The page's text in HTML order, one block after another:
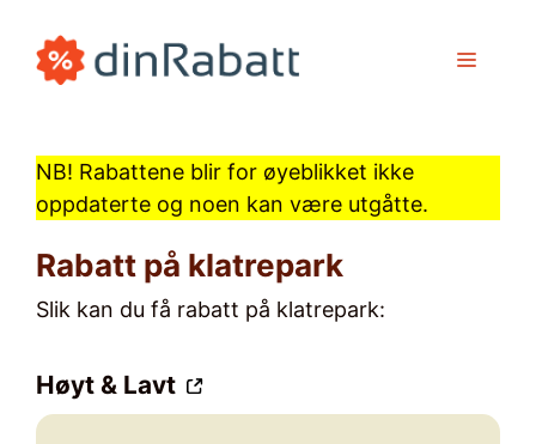
innhold
MENY
NB! Rabattene blir for øyeblikket ikke
oppdaterte og noen kan være utgåtte.
rabatt på klatrepark
Slik kan du få rabatt på klatrepark:
Høyt & Lavt